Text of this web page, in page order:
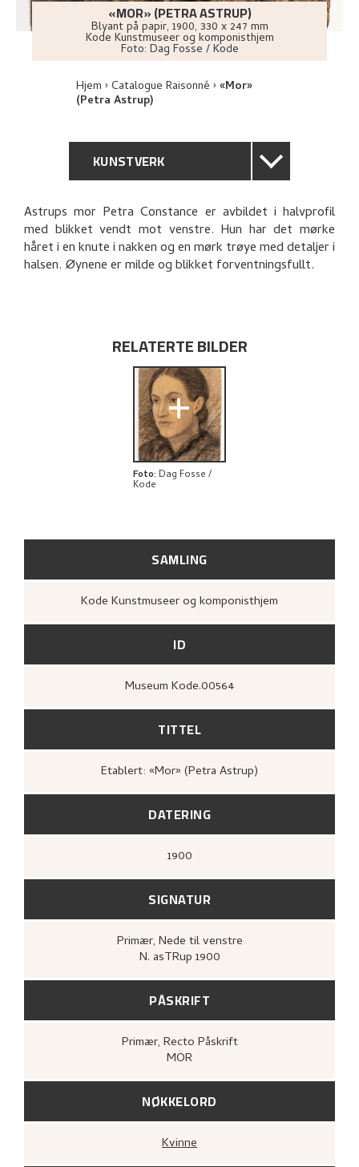
«MOR» (PETRA ASTRUP)
Blyant på papir, 1900, 330 x 247 mm
Kode Kunstmuseer og komponisthjem
Foto: Dag Fosse / Kode
Hjem Catalogue Raisonné «Mor»
(Petra Astrup)
KUNSTVERK
GENERELL BESKRIVELSE
TEKNISK INFORMASJON
UTFORSK
SAMLING
Kode Kunstmuseer og komponisthjem
ID
Museum Kode.00564
TITTEL
Etablert: «Mor» (Petra Astrup)
DATERING
1900
SIGNATUR
Primær, Nede til venstre
N. asTRup 1900
PÅSKRIFT
Primær, Recto Påskrift
MOR
Astrups mor Petra Constance er avbildet i halvprofil
med blikket vendt mot venstre. Hun har det mørke
håret i en knute i nakken og en mørk trøye med detaljer i
halsen. Øynene er milde og blikket forventningsfullt.
RELATERTE BILDER
+
Foto: Dag Fosse /
Kode
NØKKELORD
Kvinne